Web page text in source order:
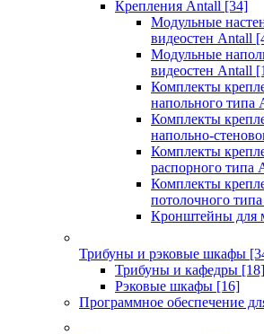
Крепления Antall [34]
Модульные
видеостен Antall
Модульные
видеостен Antall
Комплекты
напольного типа
Комплекты
напольно-
Комплекты
распорного типа
Комплекты
потолочного
Кронштейны для
Трибуны и рэковые шкафы
Трибуны и кафедры [18]
Рэковые шкафы [16]
Программное обеспечение